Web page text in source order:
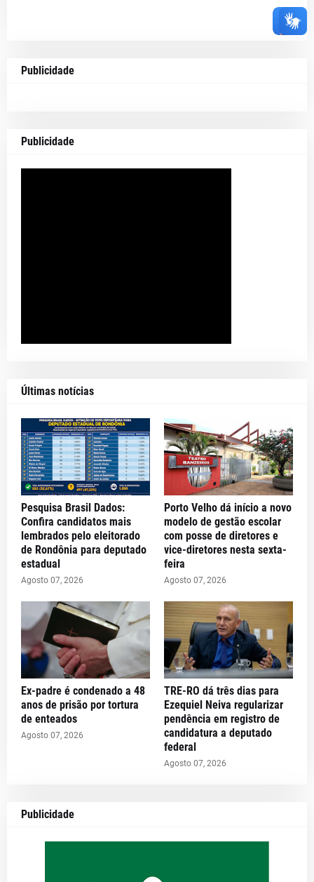
Publicidade
Publicidade
Últimas notícias
Pesquisa Brasil Dados:
Confira candidatos mais
lembrados pelo eleitorado
de Rondônia para deputado
estadual
Agosto 07, 2026
Porto Velho dá início a novo
modelo de gestão escolar
com posse de diretores e
vice-diretores nesta sexta-
feira
Agosto 07, 2026
Ex-padre é condenado a 48
anos de prisão por tortura
de enteados
Agosto 07, 2026
TRE-RO dá três dias para
Ezequiel Neiva regularizar
pendência em registro de
candidatura a deputado
federal
Agosto 07, 2026
Publicidade